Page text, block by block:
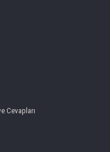
Cevapları